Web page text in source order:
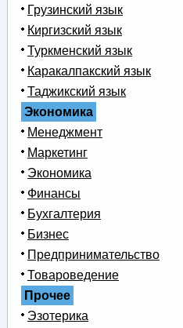
Грузинский язык
Киргизский язык
Туркменский язык
Каракалпакский язык
Таджикский язык
Экономика
Менеджмент
Маркетинг
Экономика
Финансы
Бухгалтерия
Бизнес
Предпринимательство
Товароведение
Прочее
Эзотерика